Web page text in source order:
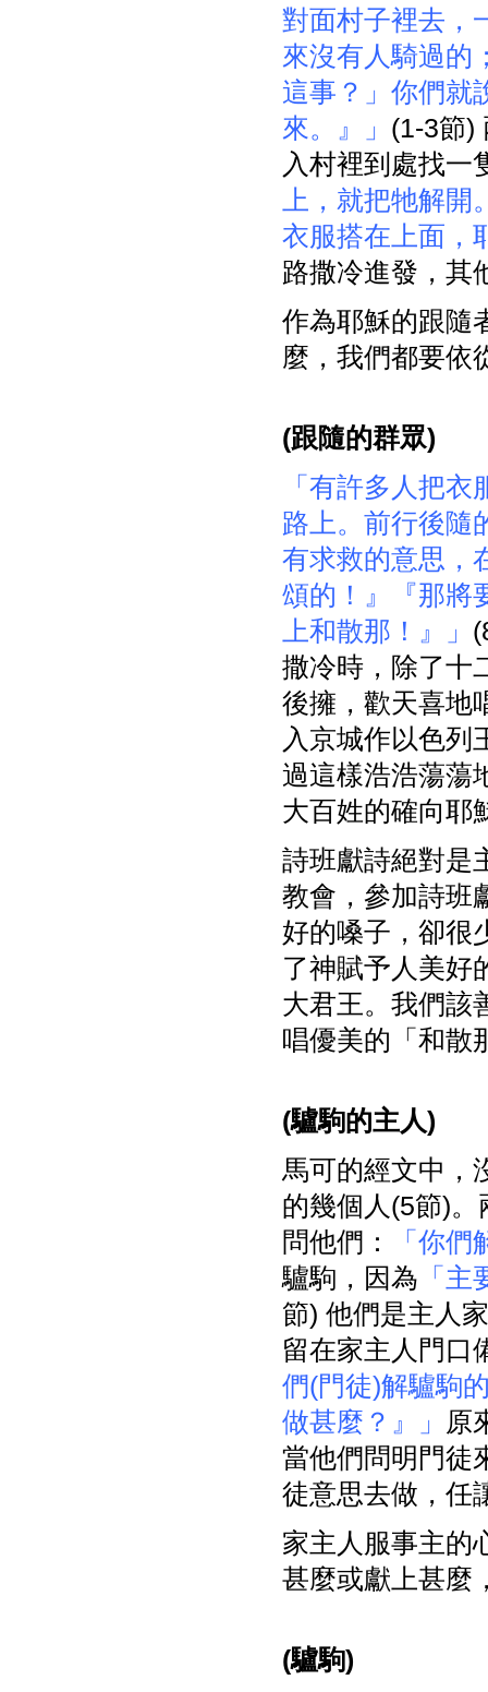
對面村子裡去，
來沒有人騎過的
這事？」你們就
來。』」 (1-3節)
入村裡到處找一
上，就把牠解開
衣服搭在上面，
路撒冷進發，其
作為耶穌的跟隨
麼，我們都要依
(跟隨的群眾)
「有許多人把
路上。前行後隨
有求救的意思，
頌的！』『那將
上和散那！』」
撒冷時，除了十
後擁，歡天喜地
入京城作以色列
過這樣浩浩蕩蕩
大百姓的確向耶
詩班獻詩絕對是
教會，參加詩班
好的嗓子，卻很
了神賦予人美好
大君王。我們該
唱優美的「和散
(驢駒的主人)
馬可的經文中，
的幾個人(5節)
問他們：
「你
驢駒，因為 「
節) 他們是主人
留在家主人門口
們(門徒)解驢駒
做甚麼？』」
原
當他們問明門徒
徒意思去做，任
家主人服事主的
甚麼或獻上甚麼
(驢駒)